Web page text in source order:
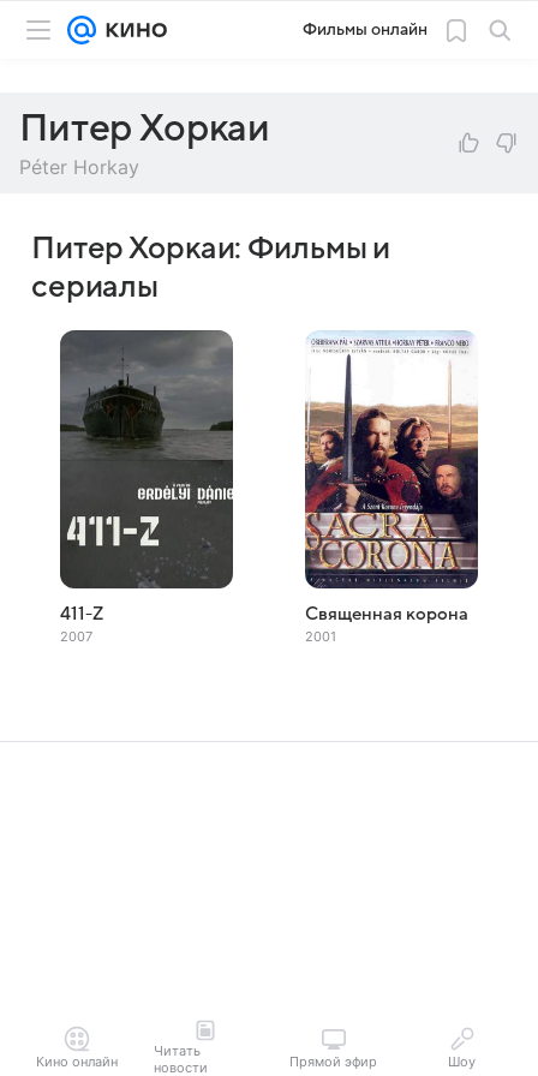
Фильмы онлайн
Питер Хоркаи
Péter Horkay
Питер Хоркаи: Фильмы и
сериалы
411-Z
2007
Священная корона
2001
Кино онлайн
Читать
новости
Прямой эфир Шоу